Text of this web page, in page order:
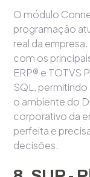
O módulo
programação
real da
com os
ERP® e TOTVS
SQL,
o ambiente do
corporativo da
perfeita e
decisões.